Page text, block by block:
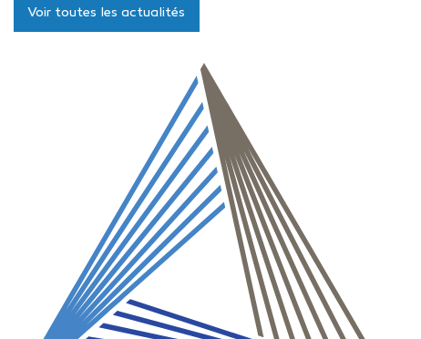
Voir toutes les actualités